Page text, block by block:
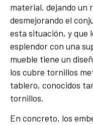
material, dejando un
desmejorando el
esta situación, y que
esplendor con una
mueble tiene un
los cubre tornillos
tablero, conocidos
tornillos.
En concreto, los